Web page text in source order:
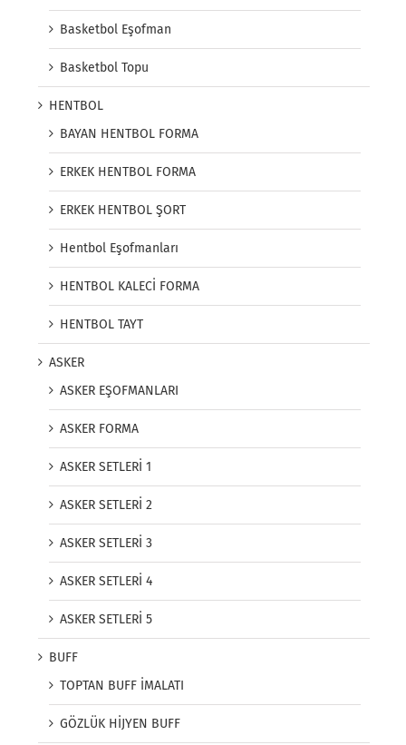
Basketbol Eşofman
Basketbol Topu
HENTBOL
BAYAN HENTBOL FORMA
ERKEK HENTBOL FORMA
ERKEK HENTBOL ŞORT
Hentbol Eşofmanları
HENTBOL KALECİ FORMA
HENTBOL TAYT
ASKER
ASKER EŞOFMANLARI
ASKER FORMA
ASKER SETLERİ 1
ASKER SETLERİ 2
ASKER SETLERİ 3
ASKER SETLERİ 4
ASKER SETLERİ 5
BUFF
TOPTAN BUFF İMALATI
GÖZLÜK HİJYEN BUFF